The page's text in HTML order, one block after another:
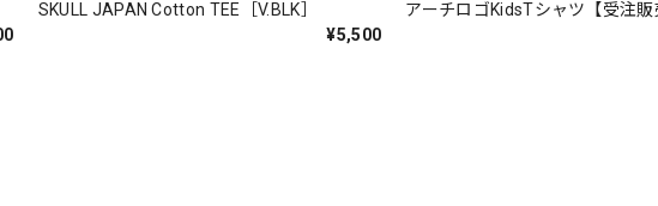
SKULL JAPAN Cotton TEE［V.BLK］
¥5,500
アーチロゴKidsTシャツ【受注